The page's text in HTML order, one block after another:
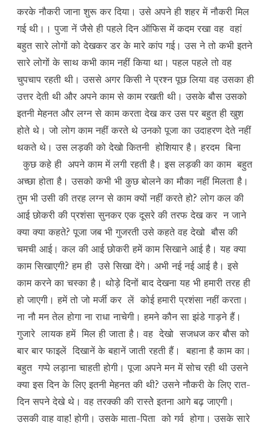
करके नौकरी जाना शुरू कर दिया। उसे अपने ही शहर में नौकरी मिल
गई थी।। पुजा नें जैसे ही पहले दिन ऑफिस में कदम रखा वह वहां
बहुत सारे लोगों को देखकर डर के मारे कांप गई। उस ने तो कभी इतने
सारे लोगों के साथ कभी काम नहीं किया था। पहल पहले तो वह
चुपचाप रहती थी। उससे अगर किसी ने प्रश्न पूछ लिया वह उसका ही
उत्तर देती थी और अपने काम से काम रखती थी। उसके बौस उसको
इतनी मेहनत और लग्न से काम करता देख कर उस पर बहुत ही खुश
होते थे। जो लोग काम नहीं करते थे उनको पूजा का उदाहरण देते नहीं
थकते थे। उस लड़की को देखो कितनी होशियार है। हरदम बिना
कुछ कहे ही अपने काम में लगी रहती है। इस लड़की का काम बहुत
अच्छा होता है। उसको कभी भी कुछ बोलने का मौका नहीं मिलता है।
तुम भी उसी की तरह लग्न से काम क्यों नहीं करते हो? लोग कल की
आई छोकरी की प्रशंसा सुनकर एक दूसरे की तरफ देख कर न जाने
क्या क्या कहते? पूजा जब भी गुजरती उसे कहते वह देखो बौस की
चमची आई। कल की आई छोकरी हमें काम सिखाने आई है। यह क्या
काम सिखाएगी? हम ही उसे सिखा देंगे। अभी नई नई आई है। इसे
काम करने का चस्का है। थोड़े दिनों बाद देखना यह भी हमारी तरह ही
हो जाएगी। हमें तो जो मर्जी कर लें कोई हमारी प्रशंसा नहीं करता।
ना नौ मन तेल होगा ना राधा नाचेगी। हमने कौन सा झंडे गाड़ने हैं।
गुजारे लायक हमें मिल ही जाता है। वह देखो सजधज कर बौस को
बार बार फाइलें दिखानें के बहानें जाती रहती हैं। बहाना है काम का।
बहुत गप्पे लड़ाना चाहती होगी। पूजा अपने मन में सोच रही थी उसने
क्या इस दिन के लिए इतनी मेहनत की थी? उसने नौकरी के लिए रात-
दिन सपने देखे थे। वह तरक्की की रास्तेे इतना आगे बढ़ जाएगी।
उसकी वाह वाह! होगी। उसके माता-पिता को गर्व होगा। उसके सारे